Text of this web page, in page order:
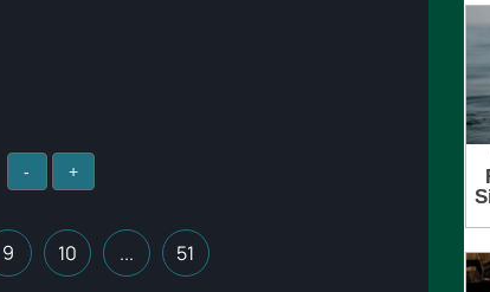
- +
9 10 ... 51